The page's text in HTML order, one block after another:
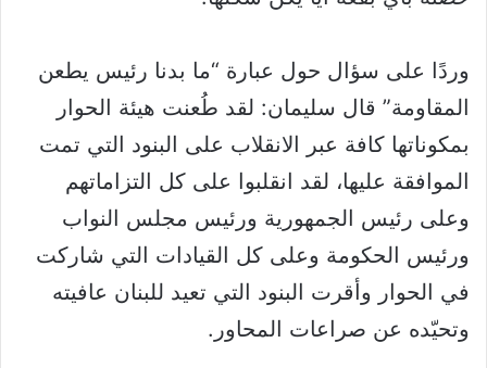
وردًا على سؤال حول عبارة “ما بدنا رئيس يطعن
المقاومة” قال سليمان: لقد طُعنت هيئة الحوار
بمكوناتها كافة عبر الانقلاب على البنود التي تمت
الموافقة عليها، لقد انقلبوا على كل التزاماتهم
وعلى رئيس الجمهورية ورئيس مجلس النواب
ورئيس الحكومة وعلى كل القيادات التي شاركت
في الحوار وأقرت البنود التي تعيد للبنان عافيته
وتحيّده عن صراعات المحاور.